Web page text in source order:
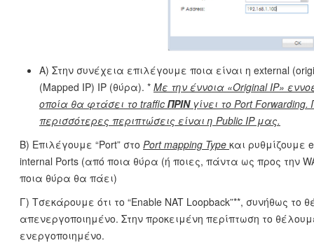
Α) Στην συνέχεια επιλέγουμε ποια είναι η external
(Mapped IP) IP (θύρα). * Με την έννοια «Original IP»
οποία θα φτάσει το traffic ΠΡΙΝ γίνει το PortForwarding.
περισσότερες περιπτώσεις είναι η Public IP μας.
Β) Επιλέγουμε “Port” στο Portmapping Type και ρυθμίζουμε
internal Ports (από ποια θύρα (ή ποιες, πάντα ως προς την
ποια θύρα θα πάει)
Γ) Τσεκάρουμε ότι το “Enable NAT Loopback”**, συνήθως το
απενεργοποιημένο. Στην προκειμένη περίπτωση το
ενεργοποιημένο.